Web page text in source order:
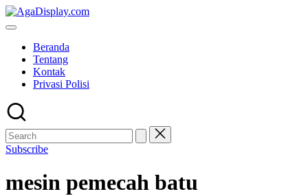
Skip
to
Beranda
Tentang
Kontak
Privasi Polisi
Subscribe
mesin pemecah batu